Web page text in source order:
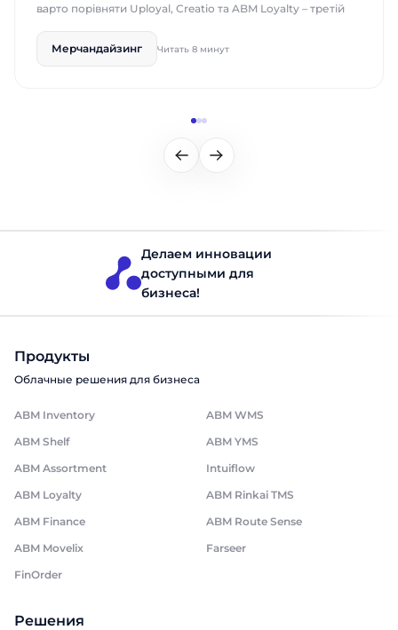
варто порівняти Uployal, Creatio та ABM Loyalty – третій
vs Creatio Якщо у вас є дві хвилини, таблиця нижче дасть
усю відповідь.Якщо маєте трохи більше […]
Мерчандайзинг Читать 8 минут
Делаем инновации
доступными для
бизнеса!
Продукты
Облачные решения для бизнеса
ABM Inventory
ABM WMS
ABM Shelf
ABM YMS
ABM Assortment
Intuiflow
ABM Loyalty
ABM Rinkai TMS
ABM Finance
ABM Route Sense
ABM Movelix
Farseer
FinOrder
Решения